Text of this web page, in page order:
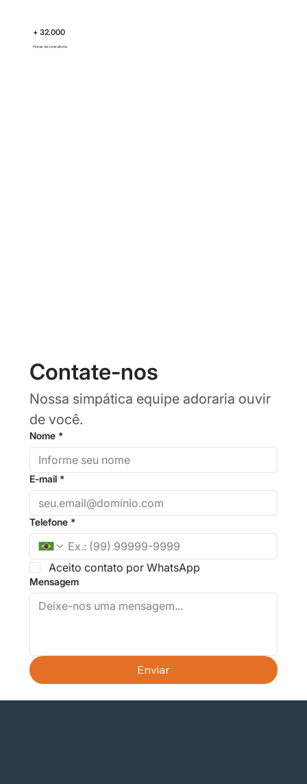
+ 32.000
Horas de consultoria
Contate-nos
Nossa simpática equipe adoraria ouvir
de você.
Nome *
E-mail *
Telefone *
Aceito contato por WhatsApp
Mensagem
Enviar